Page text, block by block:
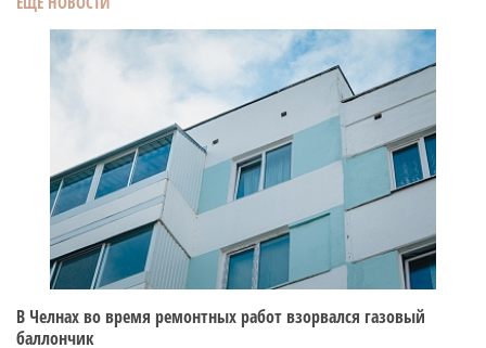
В Челнах во время ремонтных работ взорвался газовый
баллончик